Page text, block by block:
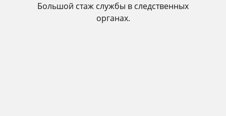
Большой стаж службы в следственных
органах.